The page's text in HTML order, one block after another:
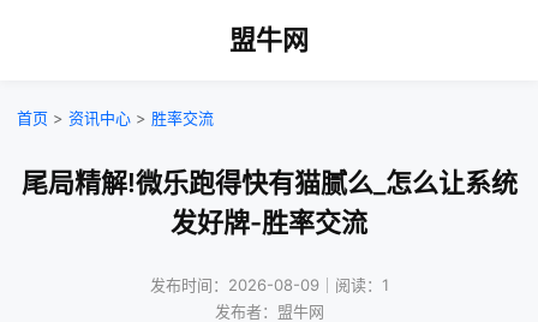
盟牛网
首页 > 资讯中心 > 胜率交流
尾局精解!微乐跑得快有猫腻么_怎么让系统
发好牌-胜率交流
发布时间：2026-08-09｜阅读：1
发布者：盟牛网